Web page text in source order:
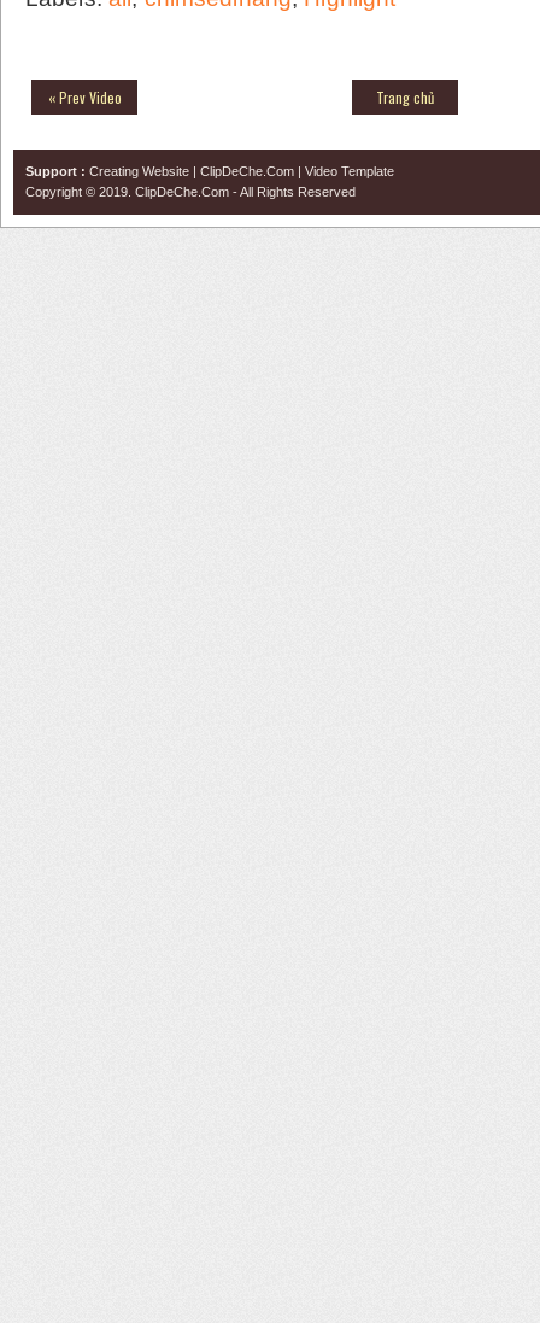
« Prev Video Trang chủ
Support : Creating Website | ClipDeChe.Com | Video Template
Copyright © 2019. ClipDeChe.Com - All Rights Reserved